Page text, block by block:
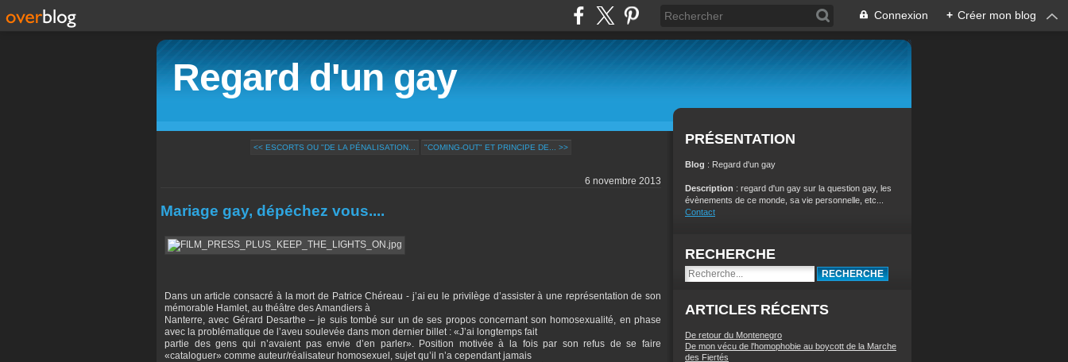
Connexion + Créer mon blog
Regard d'un gay
<< ESCORTS OU "DE LA PÉNALISATION... "COMING-OUT" ET PRINCIPE DE... >>
6 novembre 2013
Mariage gay, dépéchez vous....
Dans un article consacré à la mort de Patrice Chéreau - j’ai eu le privilège d’assister à une représentation de son
mémorable Hamlet, au théâtre des Amandiers à
Nanterre, avec Gérard Desarthe – je suis tombé sur un de ses propos concernant son homosexualité, en phase
avec la problématique de l’aveu soulevée dans mon dernier billet : «J’ai longtemps fait
partie des gens qui n’avaient pas envie d’en parler». Position motivée à la fois par son refus de se faire
«cataloguer» comme auteur/réalisateur homosexuel, sujet qu’il n’a cependant jamais
PRÉSENTATION
Blog : Regard d'un gay
Description : regard d'un gay sur la question gay, les
évènements de ce monde, sa vie personnelle, etc...
Contact
RECHERCHE
ARTICLES RÉCENTS
De retour du Montenegro
De mon vécu de l'homophobie au boycott de la Marche
des Fiertés